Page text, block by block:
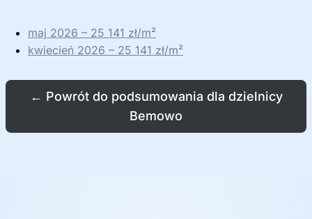
maj 2026 – 25 141 zł/m²
kwiecień 2026 – 25 141 zł/m²
← Powrót do podsumowania dla dzielnicy
Bemowo